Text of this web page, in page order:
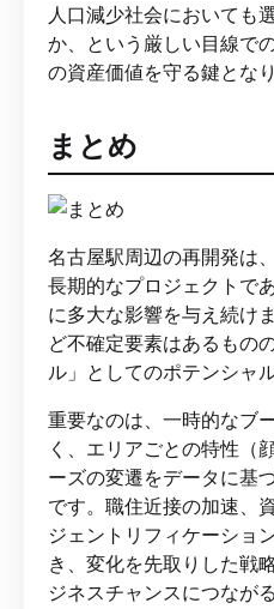
人口減少社会においても
か、という厳しい目線で
の資産価値を守る鍵となり
まとめ
名古屋駅周辺の再開発は
長期的なプロジェクトで
に多大な影響を与え続け
ど不確定要素はあるもの
ル」としてのポテンシャ
重要なのは、一時的なブ
く、エリアごとの特性（
ーズの変遷をデータに基
です。職住近接の加速、
ジェントリフィケーショ
き、変化を先取りした戦
ジネスチャンスにつなが